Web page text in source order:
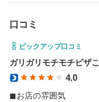
口コミ
ピックアップ口コミ
ガリガリモチモチピザ
4.0
◼︎お店の雰囲気
入社後は店長または先
オーダーの取り方、料
験の方でも自信を持っ
身に付くスキル